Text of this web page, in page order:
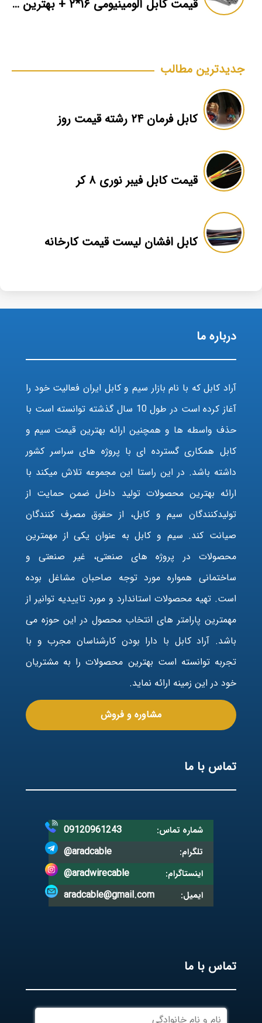
قیمت کابل آلومینیومی ۱۶*۲ + بهترین برند بازار + اطلاعات فنی
جدیدترین مطالب
کابل فرمان ۲۴ رشته قیمت روز
قیمت کابل فیبر نوری ۸ کر
کابل افشان لیست قیمت کارخانه
درباره ما
آراد کابل که با نام بازار سیم و کابل ایران فعالیت خود را
آغاز کرده است در طول 10 سال گذشته توانسته است با
حذف واسطه ها و همچنین ارائه بهترین قیمت سیم و
کابل همکاری گسترده ای با پروژه های سراسر کشور
داشته باشد. در این راستا این مجموعه تلاش میکند با
ارائه بهترین محصولات تولید داخل ضمن حمایت از
تولیدکنندگان سیم و کابل، از حقوق مصرف کنندگان
صیانت کند. سیم و کابل به عنوان یکی از مهمترین
محصولات در پروژه های صنعتی، غیر صنعتی و
ساختمانی همواره مورد توجه صاحبان مشاغل بوده
است. تهیه محصولات استاندارد و مورد تاییدیه توانیر از
مهمترین پارامتر های انتخاب محصول در این حوزه می
باشد. آراد کابل با دارا بودن کارشناسان مجرب و با
تجربه توانسته است بهترین محصولات را به مشتریان
خود در این زمینه ارائه نماید.
مشاوره و فروش
تماس با ما
شماره تماس: 09120961243
تلگرام: @aradcable
اینستاگرام: @aradwirecable
ایمیل: aradcable@gmail.com
تماس با ما